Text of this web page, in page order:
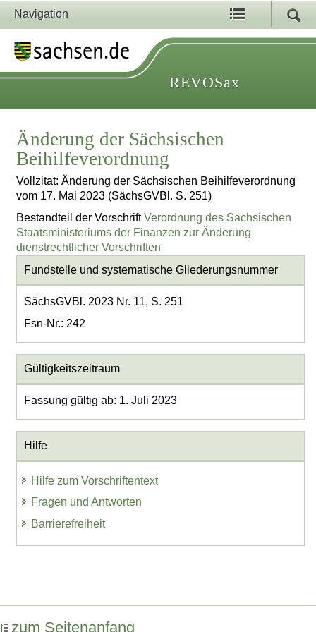
Navigation
REVOSax
Änderung der Sächsischen
Beihilfeverordnung
Vollzitat: Änderung der Sächsischen Beihilfeverordnung
vom 17. Mai 2023 (SächsGVBl. S. 251)
Bestandteil der VorschriftVerordnung des Sächsischen
Staatsministeriums der Finanzen zur Änderung
dienstrechtlicher Vorschriften
Fundstelle und systematische Gliederungsnummer
SächsGVBl. 2023 Nr. 11, S. 251
Fsn-Nr.: 242
Gültigkeitszeitraum
Fassung gültig ab: 1. Juli 2023
Hilfe
Hilfe zum Vorschriftentext
Fragen und Antworten
Barrierefreiheit
zum Seitenanfang